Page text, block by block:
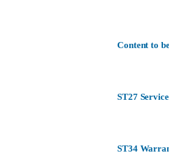
Content to
ST27
ST34